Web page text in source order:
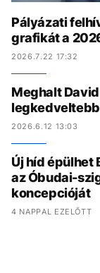
Pályázati
grafikát a
2026.7.22 17:32
Meghalt
2026.6.12 13:03
Új híd épülhet
az Óbudai-
koncepcióját
4 NAPPAL EZELŐTT